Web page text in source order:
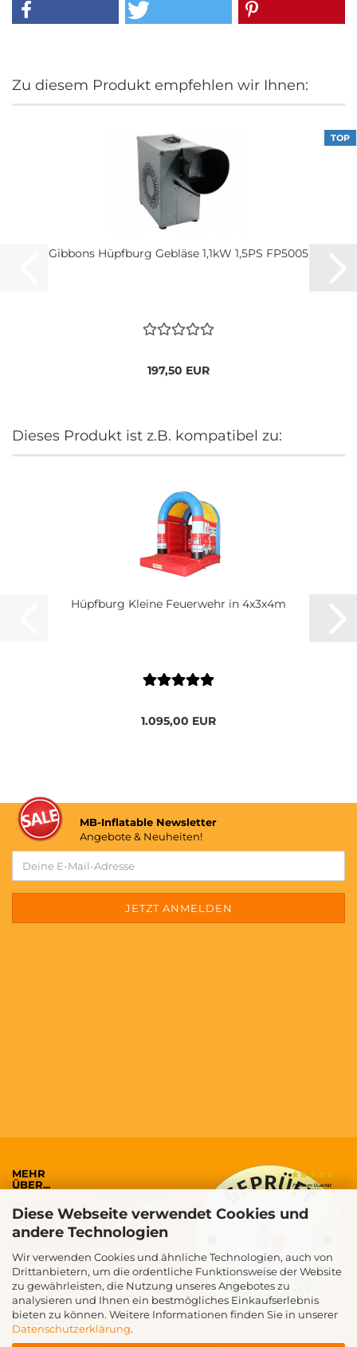
Diese Webseite verwendet Cookies und
andere Technologien
Wir verwenden Cookies und ähnliche Technologien, auch von
Drittanbietern, um die ordentliche Funktionsweise der Website
zu gewährleisten, die Nutzung unseres Angebotes zu
analysieren und Ihnen ein bestmögliches Einkaufserlebnis
bieten zu können. Weitere Informationen finden Sie in unserer
Datenschutzerklärung.
Zu diesem Produkt empfehlen wir Ihnen:
TOP
Gibbons Hüpfburg Gebläse 1,1kW 1,5PS FP5005
197,50 EUR
Dieses Produkt ist z.B. kompatibel zu:
Hüpfburg Kleine Feuerwehr in 4x3x4m
1.095,00 EUR
MB-Inflatable Newsletter
Angebote & Neuheiten!
MEHR
ÜBER...
Versand- &
Zahlungsbedingungen
Widerrufsrecht
AGB
Privatsphäre
und
Datenschutz
Kontakt